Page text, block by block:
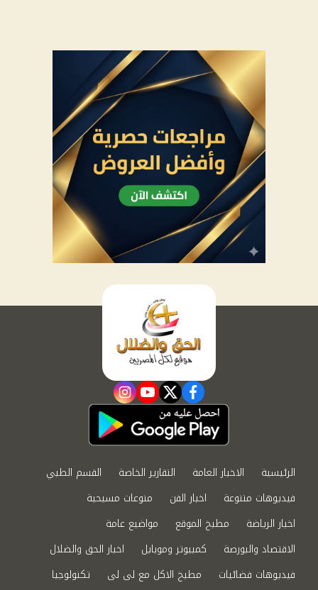
facebook
twitter
youtube
instagram
الرئيسية الاخبار العامة التقارير الخاصة
القسم الطبي
فيديوهات متنوعة
اخبار الفن
منوعات مسيحية
اخبار الرياضة
مطبخ الموقع
مواضيع عامة
الاقتصاد والبورصة
كمبيوتر وموبايل
اخبار الحق والضلال
فيديوهات فضائيات
مطبخ الاكل مع لى لى تكنولوجيا